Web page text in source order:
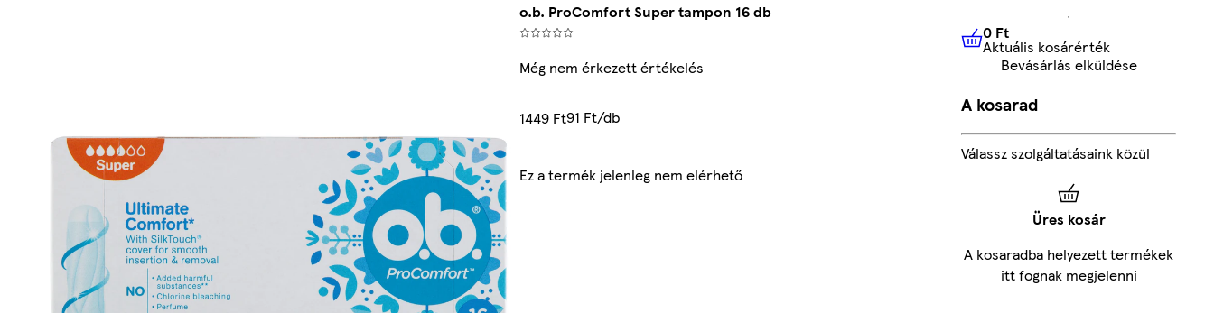
o.b. ProComfort Super tampon 16 db
Még nem érkezett értékelés
1449 Ft91 Ft/db
Ez a termék jelenleg nem elérhető
0 FtAktuális kosárérték
0 Ft
Aktuális kosárérték
Bevásárlás elküldése
A kosarad
Válassz szolgáltatásaink közül
Üres kosár
A kosaradba helyezett termékek
itt fognak megjelenni